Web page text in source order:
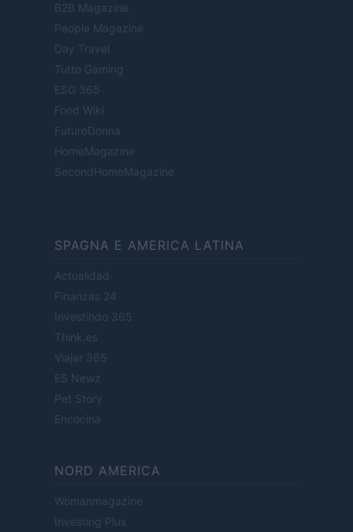
B2B Magazine
People Magazine
Day Travel
Tutto Gaming
ESG 365
Food Wiki
FuturoDonna
HomeMagazine
SecondHomeMagazine
SPAGNA E AMERICA LATINA
Actualidad
Finanzas 24
Investindo 365
Think.es
Viajar 365
ES Newz
Pet Story
Encocina
NORD AMERICA
Womanmagazine
Investing Plus